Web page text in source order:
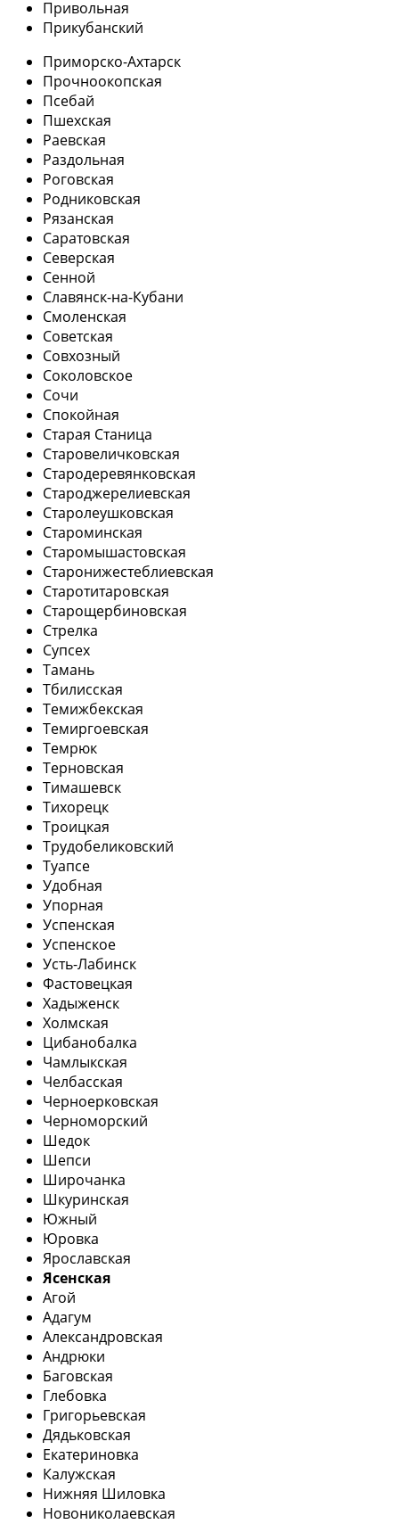
Привольная
Прикубанский
Приморско-Ахтарск
Прочноокопская
Псебай
Пшехская
Раевская
Раздольная
Роговская
Родниковская
Рязанская
Саратовская
Северская
Сенной
Славянск-на-Кубани
Смоленская
Советская
Совхозный
Соколовское
Сочи
Спокойная
Старая Станица
Старовеличковская
Стародеревянковская
Староджерелиевская
Старолеушковская
Староминская
Старомышастовская
Старонижестеблиевская
Старотитаровская
Старощербиновская
Стрелка
Супсех
Тамань
Тбилисская
Темижбекская
Темиргоевская
Темрюк
Терновская
Тимашевск
Тихорецк
Троицкая
Трудобеликовский
Туапсе
Удобная
Упорная
Успенская
Успенское
Усть-Лабинск
Фастовецкая
Хадыженск
Холмская
Цибанобалка
Чамлыкская
Челбасская
Черноерковская
Черноморский
Шедок
Шепси
Широчанка
Шкуринская
Южный
Юровка
Ярославская
Ясенская
Агой
Адагум
Александровская
Андрюки
Баговская
Глебовка
Григорьевская
Дядьковская
Екатериновка
Калужская
Нижняя Шиловка
Новониколаевская